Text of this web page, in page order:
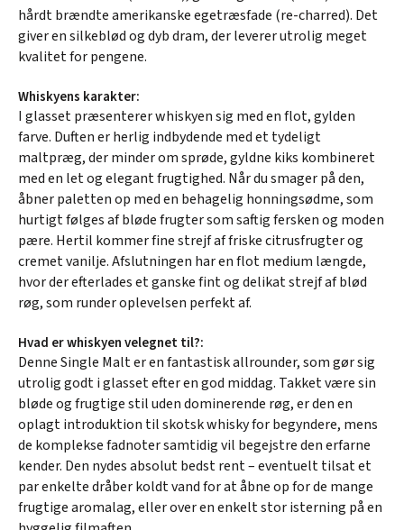
hårdt brændte amerikanske egetræsfade (re-charred). Det
giver en silkeblød og dyb dram, der leverer utrolig meget
kvalitet for pengene.
Whiskyens karakter:
I glasset præsenterer whiskyen sig med en flot, gylden
farve. Duften er herlig indbydende med et tydeligt
maltpræg, der minder om sprøde, gyldne kiks kombineret
med en let og elegant frugtighed. Når du smager på den,
åbner paletten op med en behagelig honningsødme, som
hurtigt følges af bløde frugter som saftig fersken og moden
pære. Hertil kommer fine strejf af friske citrusfrugter og
cremet vanilje. Afslutningen har en flot medium længde,
hvor der efterlades et ganske fint og delikat strejf af blød
røg, som runder oplevelsen perfekt af.
Hvad er whiskyen velegnet til?:
Denne Single Malt er en fantastisk allrounder, som gør sig
utrolig godt i glasset efter en god middag. Takket være sin
bløde og frugtige stil uden dominerende røg, er den en
oplagt introduktion til skotsk whisky for begyndere, mens
de komplekse fadnoter samtidig vil begejstre den erfarne
kender. Den nydes absolut bedst rent – eventuelt tilsat et
par enkelte dråber koldt vand for at åbne op for de mange
frugtige aromalag, eller over en enkelt stor isterning på en